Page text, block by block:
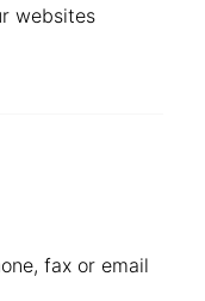
websites
fax or email